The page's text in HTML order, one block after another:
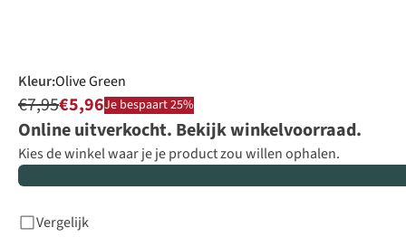
Kleur:Olive Green
€7,95€5,96Je bespaart 25%
Online uitverkocht. Bekijk winkelvoorraad.
Kies de winkel waar je je product zou willen ophalen.
Vergelijk